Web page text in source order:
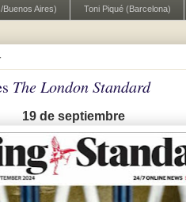
Aires) Toni Piqué (Barcelona)
The London Standard
19 de septiembre